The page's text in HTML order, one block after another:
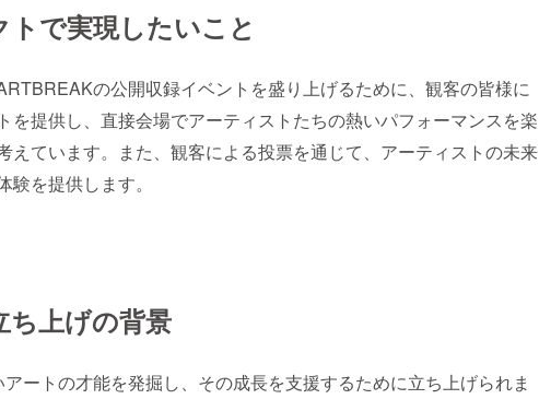
で実現したいこと
の公開収録イベントを盛り上げるために、観客の皆様に
を提供し、直接会場でアーティストたちの熱いパフォーマンスを楽
えています。また、観客による投票を通じて、アーティストの未来
を提供します。
ち上げの背景
ートの才能を発掘し、その成長を支援するために立ち上げられま